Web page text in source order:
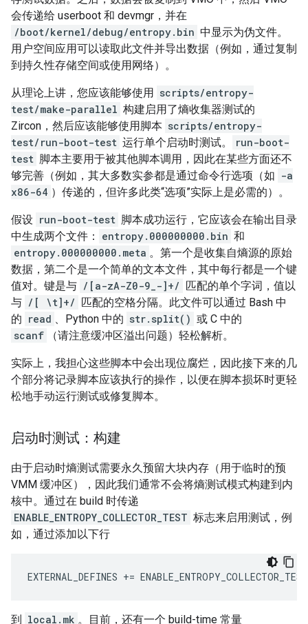
会传递给 userboot 和 devmgr，并在
/boot/kernel/debug/entropy.bin 中显示为伪文件。
用户空间应用可以读取此文件并导出数据（例如，通过复制
到持久性存储空间或使用网络）。
从理论上讲，您应该能够使用 scripts/entropy-
test/make-parallel 构建启用了熵收集器测试的
Zircon，然后应该能够使用脚本 scripts/entropy-
test/run-boot-test 运行单个启动时测试。
run-boot-
test 脚本主要用于被其他脚本调用，因此在某些方面还不
够完善（例如，其大多数实参都是通过命令行选项（如 -a
x86-64 ）传递的，但许多此类“选项”实际上是必需的）。
假设 run-boot-test 脚本成功运行，它应该会在输出目录
中生成两个文件：
entropy.000000000.bin 和
entropy.000000000.meta 。第一个是收集自熵源的原始
数据，第二个是一个简单的文本文件，其中每行都是一个键
值对。键是与 /[a-zA-Z0-9_-]+/ 匹配的单个字词，值以
与 /[ \t]+/ 匹配的空格分隔。此文件可以通过 Bash 中
的 read 、Python 中的 str.split() 或 C 中的
scanf
（请注意缓冲区溢出问题）轻松解析。
实际上，我担心这些脚本中会出现位腐烂，因此接下来的几
个部分将记录脚本应该执行的操作，以便在脚本损坏时更轻
松地手动运行测试或修复脚本。
启动时测试：构建
由于启动时熵测试需要永久预留大块内存（用于临时的预
VMM 缓冲区），因此我们通常不会将熵测试模式构建到内
核中。通过在 build 时传递
ENABLE_ENTROPY_COLLECTOR_TEST 标志来启用测试，例
如，通过添加以下行
到 local.mk 。目前，还有一个 build-time 常量